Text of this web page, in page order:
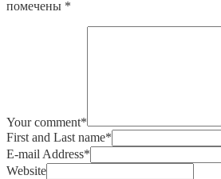
помечены *
Your comment*
First and Last name*
E-mail Address*
Website